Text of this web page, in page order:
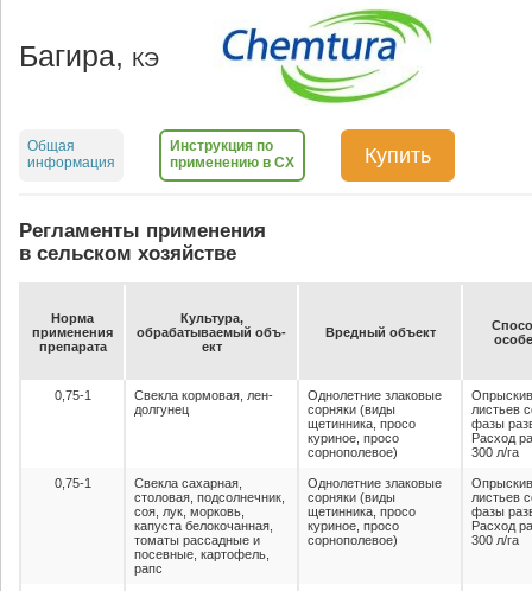
Багира, КЭ
Общая
информация
Инструкция по
применению в СХ
Купить
Регламенты применения
в сельском хозяйстве
Нор­ма
при­ме­не­ния
пре­па­ра­та
Куль­ту­ра,
об­ра­ба­ты­ва­емый объ­
ект
Вред­ный объ­ект
0,75-1
Свекла кормовая, лен-
долгунец
Однолетние злаковые
сорняки (виды
щетинника, просо
куриное, просо
сорнополевое)
листьев
фазы
Расход
300 л/га
0,75-1
Свекла сахарная,
столовая, подсолнечник,
соя, лук, морковь,
капуста белокочанная,
томаты рассадные и
посевные, картофель,
рапс
Однолетние злаковые
сорняки (виды
щетинника, просо
куриное, просо
сорнополевое)
листьев
фазы
Расход
300 л/га